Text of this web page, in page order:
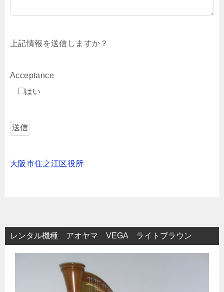
上記情報を送信しますか？
Acceptance
はい
大阪市住之江区役所
レンタル機種 アオヤマ VEGA ライトブラウン